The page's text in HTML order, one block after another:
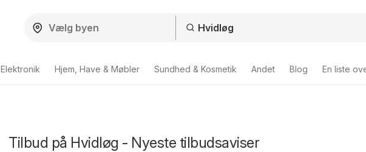
Elektronik Hjem, Have & Møbler Sundhed & Kosmetik Andet Blog En liste
Tilbud på Hvidløg - Nyeste tilbudsaviser